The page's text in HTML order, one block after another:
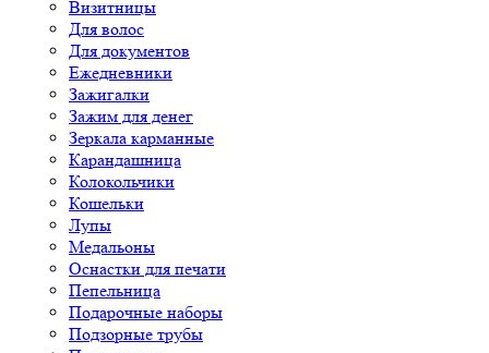
Визитницы
Для волос
Для документов
Ежедневники
Зажигалки
Зажим для денег
Зеркала карманные
Карандашница
Колокольчики
Кошельки
Лупы
Медальоны
Оснастки для печати
Пепельница
Подарочные наборы
Подзорные трубы